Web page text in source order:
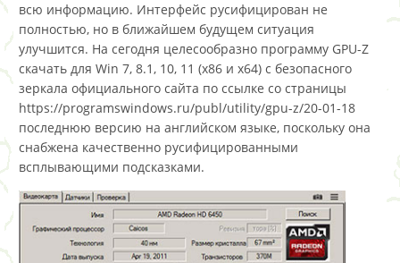
всю информацию. Интерфейс русифицирован не
полностью, но в ближайшем будущем ситуация
улучшится. На сегодня целесообразно программу GPU-Z
скачать для Win 7, 8.1, 10, 11 (x86 и x64) с безопасного
зеркала официального сайта по ссылке со страницы
https://programswindows.ru/publ/utility/gpu-z/20-01-18
последнюю версию на английском языке, поскольку она
снабжена качественно русифицированными
всплывающими подсказками.